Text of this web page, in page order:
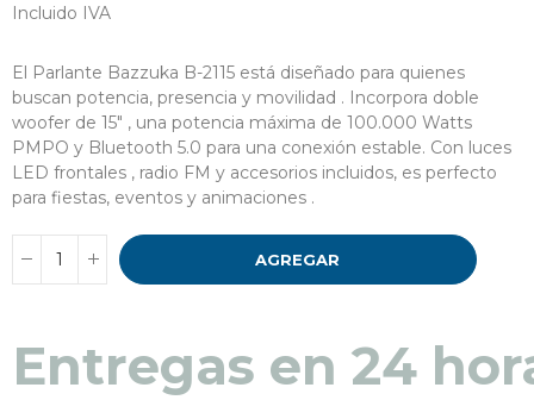
Incluido IVA
El Parlante Bazzuka B-2115 está diseñado para quienes
buscan potencia, presencia y movilidad . Incorpora doble
woofer de 15" , una potencia máxima de 100.000 Watts
PMPO y Bluetooth 5.0 para una conexión estable. Con luces
LED frontales , radio FM y accesorios incluidos, es perfecto
para fiestas, eventos y animaciones .
AGREGAR
Entregas en 24